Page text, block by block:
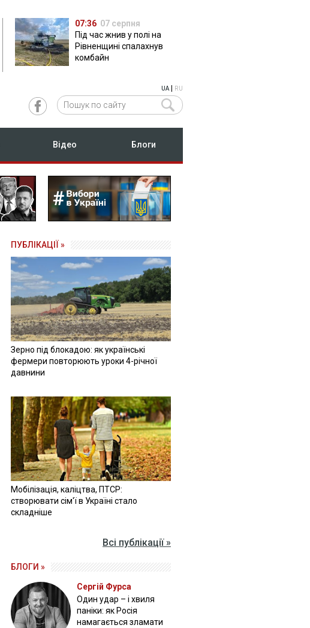
07:36 07 серпня
Під час жнив у полі на
Рівненщині спалахнув
комбайн
UA| RU
Відео Блоги
ПУБЛІКАЦІЇ »
Зерно під блокадою: як українські
фермери повторюють уроки 4-річної
давнини
Мобілізація, каліцтва, ПТСР:
створювати сім'ї в Україні стало
складніше
Всі публікації »
БЛОГИ »
Сергій Фурса
Один удар – і хвиля
паніки: як Росія
намагається зламати